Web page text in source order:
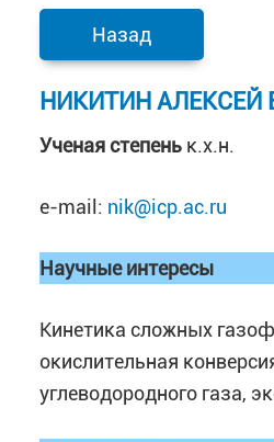
Назад
НИКИТИН АЛЕКСЕЙ
Ученая степень к.х.н.
e-mail: nik@icp.ac.ru
Научные интересы
Кинетика сложных
окислительная
углеводородного газа,